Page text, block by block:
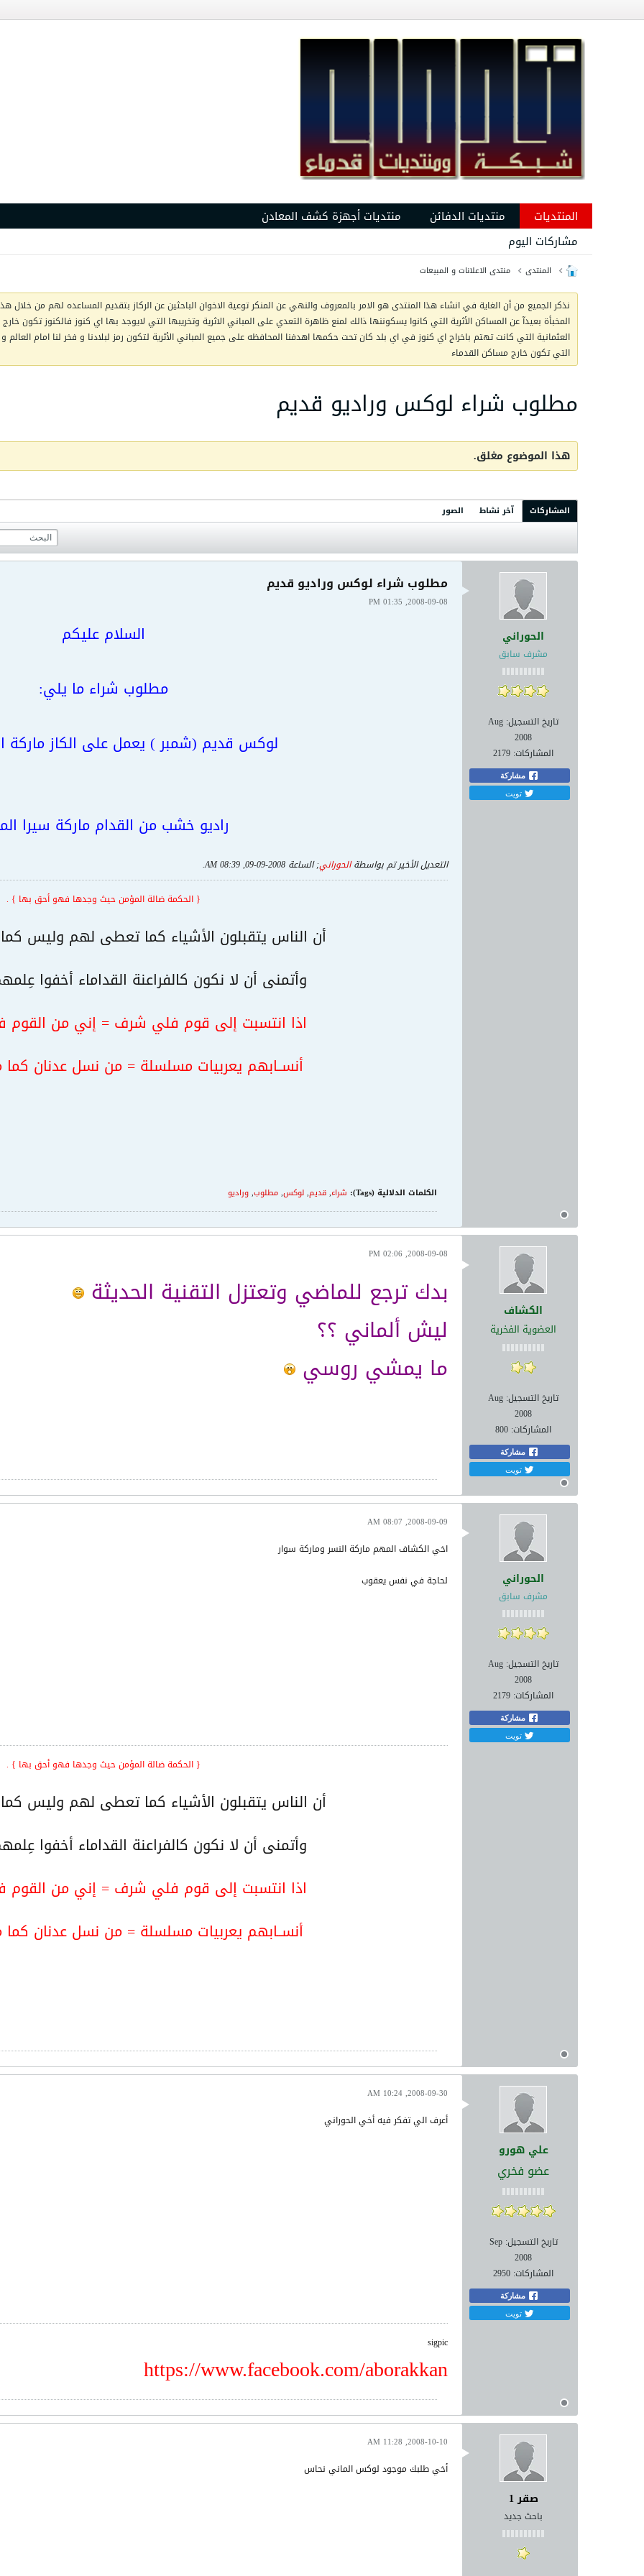
المنتديات منتديات الدفائن
منتديات أجهزة كشف المعادن
مشاركات اليوم
المنتدى منتدى الاعلانات و المبيعات
نذكر الجميع من أن الغاية في انشاء هذا المنتدى هو الامر بالمعروف والنهي عن المنكر توعية الاخوان الباحثين عن الركاز بتقديم المساعده لهم من خلال
المخبأة بعيدآ عن المساكن الأثرية التي كانوا يسكوننها ذالك لمنع ظاهرة التعدي على المباني الاثرية وتخريبها التي لايوجد بها اي كنوز فالكنوز تكون
العثمانية التي كانت تهتم باخراج اي كنوز في اي بلد كان تحت حكمها اهدفنا المحافظه على جميع المباني الأثرية لتكون رمز لبلادنا و فخر لنا امام
التي تكون خارج مساكن القدماء
مطلوب شراء لوكس وراديو قديم
هذا الموضوع مغلق.
المشاركات آخر نشاط الصور
الحوراني
مشرف سابق
تاريخ التسجيل: Aug
2008
المشاركات: 2179
مشاركة
تويت
مطلوب شراء لوكس وراديو قديم
2008-09-08, 01:35 PM
السلام عليكم
مطلوب شراء ما يلي:
لوكس قديم (شمبر ) يعمل على الكاز ماركة
راديو خشب من القدام ماركة سيرا
التعديل الأخير تم بواسطةالحوراني; الساعة 2008-09-09, 08:39 AM
.
{ الحكمة ضالة المؤمن حيث وجدها فهو أحق بها } .
أن الناس يتقبلون الأشياء كما تعطى لهم وليس
وأتمنى أن لا نكون كالفراعنة القداماء أخفوا
اذا انتسبت إلى قوم فلي شرف = إني من القوم
أنســابهم يعربيات مسلسلة = من نسل عدنان
الكلمات الدلالية (Tags): شراء,قديم,لوكس,مطلوب,وراديو
الكشاف
العضوية الفخرية
تاريخ التسجيل: Aug
2008
المشاركات: 800
مشاركة
تويت
2008-09-08, 02:06 PM
بدك ترجع للماضي وتعتزل التقنية الحديثة
ليش ألماني ؟؟
ما يمشي روسي
الحوراني
مشرف سابق
تاريخ التسجيل: Aug
2008
المشاركات: 2179
مشاركة
تويت
2008-09-09, 08:07 AM
اخي الكشاف المهم ماركة النسر وماركة سوار
لحاجة في نفس يعقوب
{ الحكمة ضالة المؤمن حيث وجدها فهو أحق بها } .
أن الناس يتقبلون الأشياء كما تعطى لهم وليس
وأتمنى أن لا نكون كالفراعنة القداماء أخفوا
اذا انتسبت إلى قوم فلي شرف = إني من القوم
أنســابهم يعربيات مسلسلة = من نسل عدنان
علي هورو
عضو فخري
تاريخ التسجيل: Sep
2008
المشاركات: 2950
مشاركة
تويت
2008-09-30, 10:24 AM
أعرف الي تفكر فيه أخي الحوراني
sigpic
https://www.facebook.com/aborakkan
صقر 1
باحث جديد
2008-10-10, 11:28 AM
أخي طلبك موجود لوكس الماني نحاس